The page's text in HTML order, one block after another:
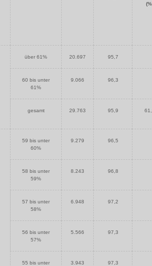
über 61% 20.697 95,7
60 bis unter
61%
9.066 96,3
gesamt 29.763 95,9
59 bis unter
60%
9.279 96,5
58 bis unter
59%
8.243 96,8
57 bis unter
58%
6.948 97,2
56 bis unter
57%
5.566 97,3
55 bis unter
3.943 97,3